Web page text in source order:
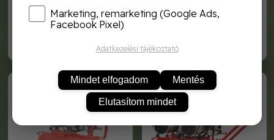
hecht 20171 - kompresszor
hecht 2075 olajmentes
komresszor
HECHT 2086
Marketing, remarketing (Google Ads,
Facebook Pixel)
Adatkezelési tájékoztató
Mindet elfogadom Mentés
Elutasítom mindet